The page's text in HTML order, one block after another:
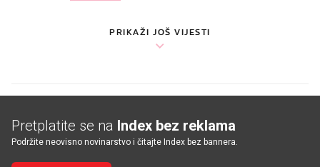
PRIKAŽI JOŠ VIJESTI
Pretplatite se na Index bez reklama
Podržite neovisno novinarstvo i čitajte Index bez bannera.